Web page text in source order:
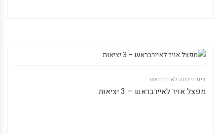
ציוד נילווה לאיירבראש
מפצל אויר לאיירבראש – 3 יציאות